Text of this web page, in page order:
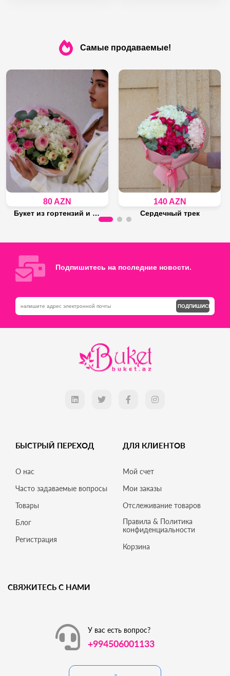
Самые продаваемые!
80 AZN
Букет из гортензий и кустовых роз
140 AZN
Сердечный трек
Подпишитесь на последние новости.
ПОДПИШИСЬ
БЫСТРЫЙ ПЕРЕХОД
О нас
Часто задаваемые вопросы
Товары
Блог
Регистрация
ДЛЯ КЛИЕНТОВ
Мой счет
Мои заказы
Отслеживание товаров
Правила & Политика
конфиденциальности
Корзина
СВЯЖИТЕСЬ С НАМИ
У вас есть вопрос?
+994506001133